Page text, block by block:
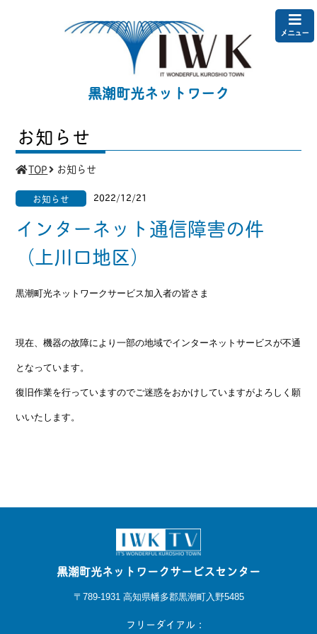
黒潮町光ネットワーク
メニュー
お知らせ
TOP お知らせ
お知らせ 2022/12/21
インターネット通信障害の件
（上川口地区）
黒潮町光ネットワークサービス加入者の皆さま
現在、機器の故障により一部の地域でインターネットサービスが不通
となっています。
復旧作業を行っていますのでご迷惑をおかけしていますがよろしく願
いいたします。
黒潮町光ネットワークサービスセンター
〒789-1931 高知県幡多郡黒潮町入野5485
フリーダイアル：